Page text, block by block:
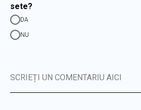
sete?
DA
NU
SCRIEȚI UN COMENTARIU AICI